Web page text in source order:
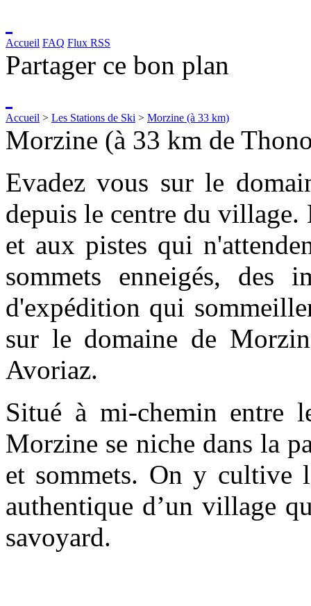
Accueil FAQ Flux RSS
Partager ce bon plan
Accueil > Les Stations de Ski > Morzine (à 33 km)
Morzine (à 33 km de
Evadez vous sur le
depuis le centre du village.
et aux pistes qui
sommets enneigés, des
d'expédition qui
sur le domaine de
Avoriaz.
Situé à mi-chemin entre
Morzine se niche dans la
et sommets. On y cultive
authentique d’un village
savoyard.